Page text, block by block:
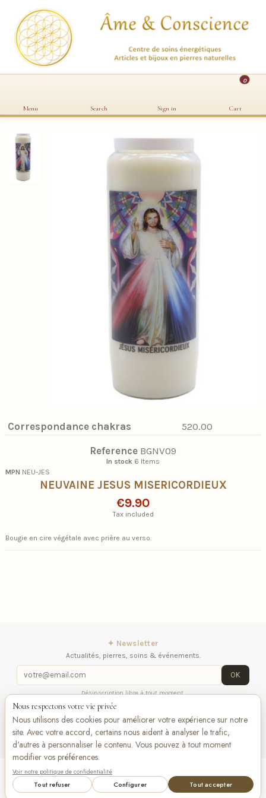
Menu Search Sign in
0
Cart
Correspondance chakras 520.00
Reference BGNV09
In stock 6 Items
MPN NEU-JES
NEUVAINE JESUS MISERICORDIEUX
€9.90
Tax included
Bougie en cire végétale avec prière au verso.
Add to cart
✦ Newsletter
Actualités, pierres, soins & événements.
OK
Désinscription libre à tout moment.
iqitlinksmanager module
nous
VISA
maestro Bancontact
Pay
Nous respectons votre vie privée
Nous utilisons des cookies pour améliorer votre expérience sur notre
site. Avec votre accord, certains nous aident à analyser le trafic,
d'autres à personnaliser le contenu. Vous pouvez à tout moment
modifier vos préférences.
Voir notre politique de confidentialité
Tout refuser Configurer Tout accepter